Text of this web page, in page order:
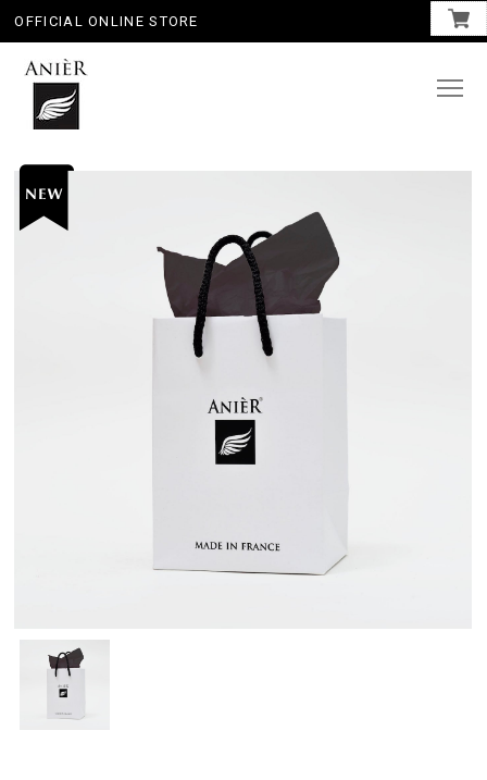
OFFICIAL ONLINE STORE